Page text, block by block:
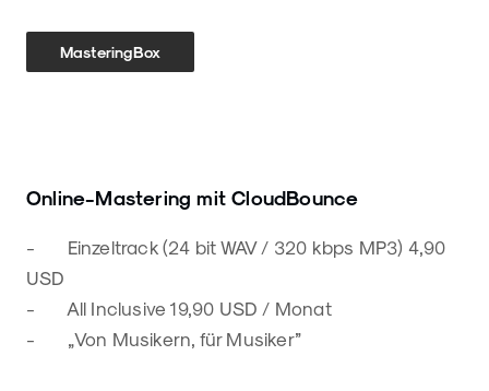
MasteringBox
Online-Mastering mit CloudBounce
- Einzeltrack (24 bit WAV / 320 kbps MP3) 4,90
USD
- All Inclusive 19,90 USD / Monat
- „Von Musikern, für Musiker”